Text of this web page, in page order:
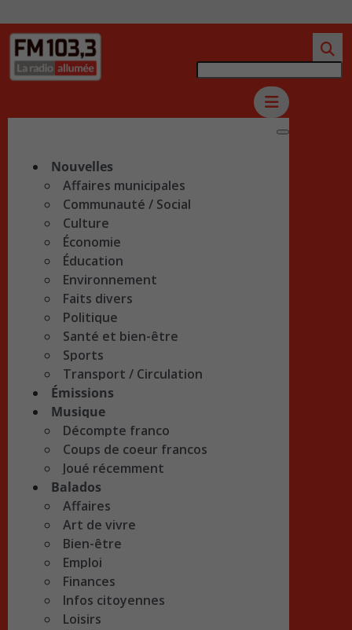
Nouvelles
Affaires municipales
Communauté / Social
Culture
Économie
Éducation
Environnement
Faits divers
Politique
Santé et bien-être
Sports
Transport / Circulation
Émissions
Musique
Décompte franco
Coups de coeur francos
Joué récemment
Balados
Affaires
Art de vivre
Bien-être
Emploi
Finances
Infos citoyennes
Loisirs